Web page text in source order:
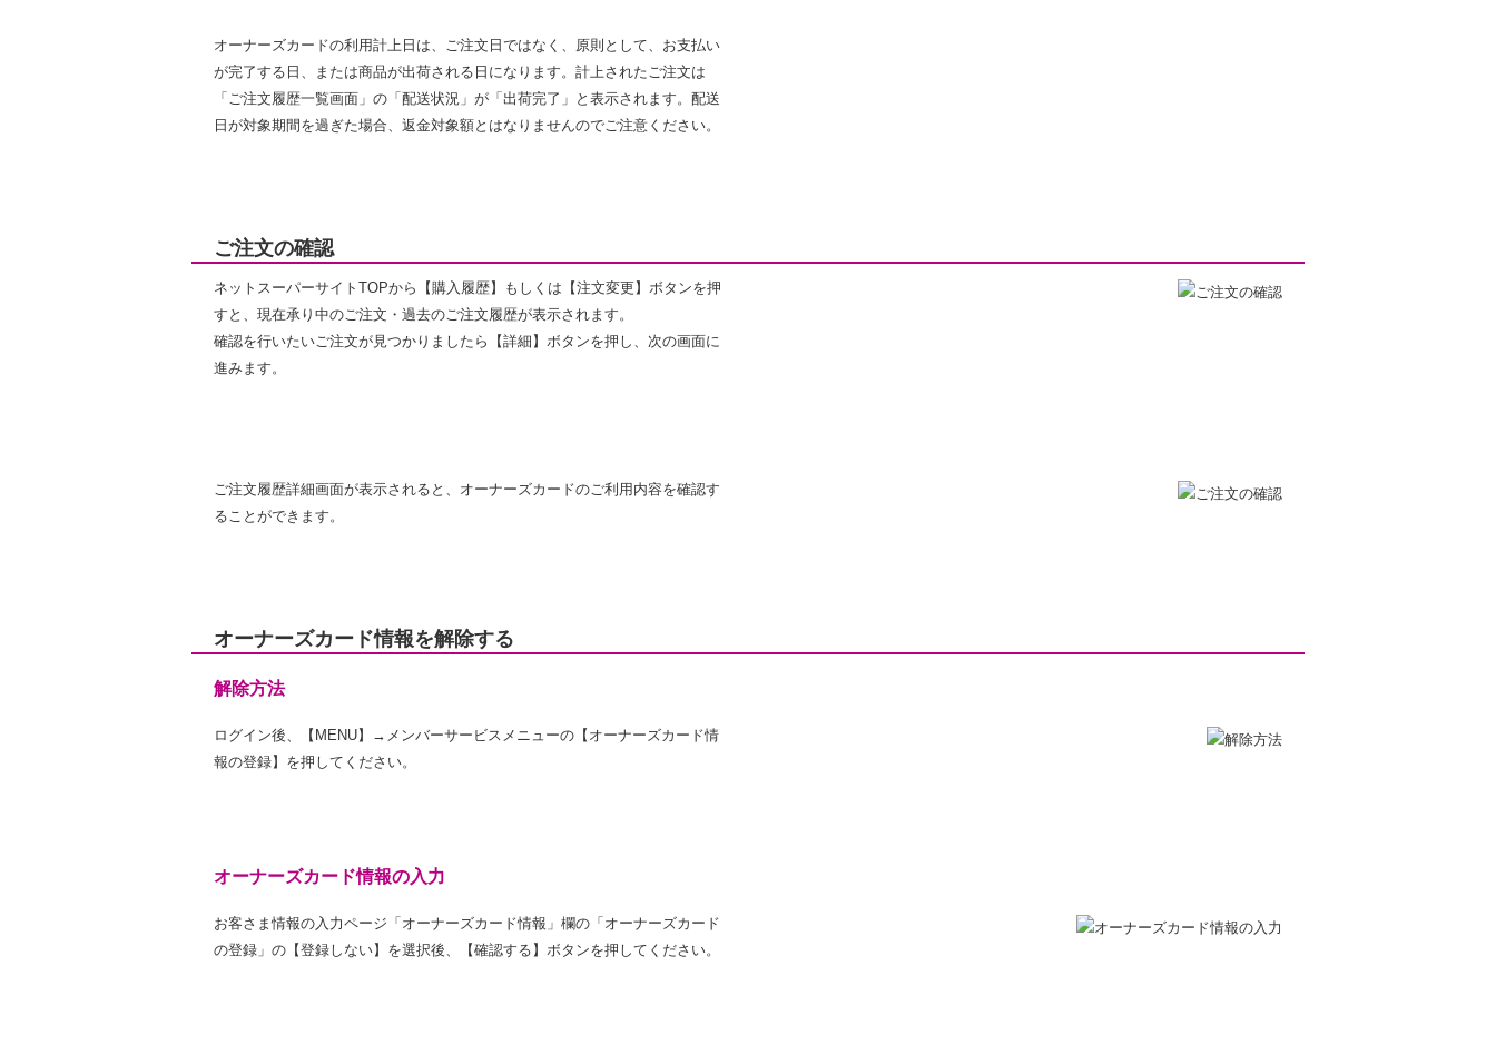
オーナーズカードの利用計上日は、ご注文日ではなく、原則として、お支払い
が完了する日、または商品が出荷される日になります。計上されたご注文は
「ご注文履歴一覧画面」の「配送状況」が「出荷完了」と表示されます。配送
日が対象期間を過ぎた場合、返金対象額とはなりませんのでご注意ください。
ご注文の確認
ネットスーパーサイトTOPから【購入履歴】もしくは【注文変更】ボタンを押
すと、現在承り中のご注文・過去のご注文履歴が表示されます。
確認を行いたいご注文が見つかりましたら【詳細】ボタンを押し、次の画面に
進みます。
ご注文履歴詳細画面が表示されると、オーナーズカードのご利用内容を確認す
ることができます。
オーナーズカード情報を解除する
解除方法
ログイン後、【MENU】→メンバーサービスメニューの【オーナーズカード情
報の登録】を押してください。
オーナーズカード情報の入力
お客さま情報の入力ページ「オーナーズカード情報」欄の「オーナーズカード
の登録」の【登録しない】を選択後、【確認する】ボタンを押してください。